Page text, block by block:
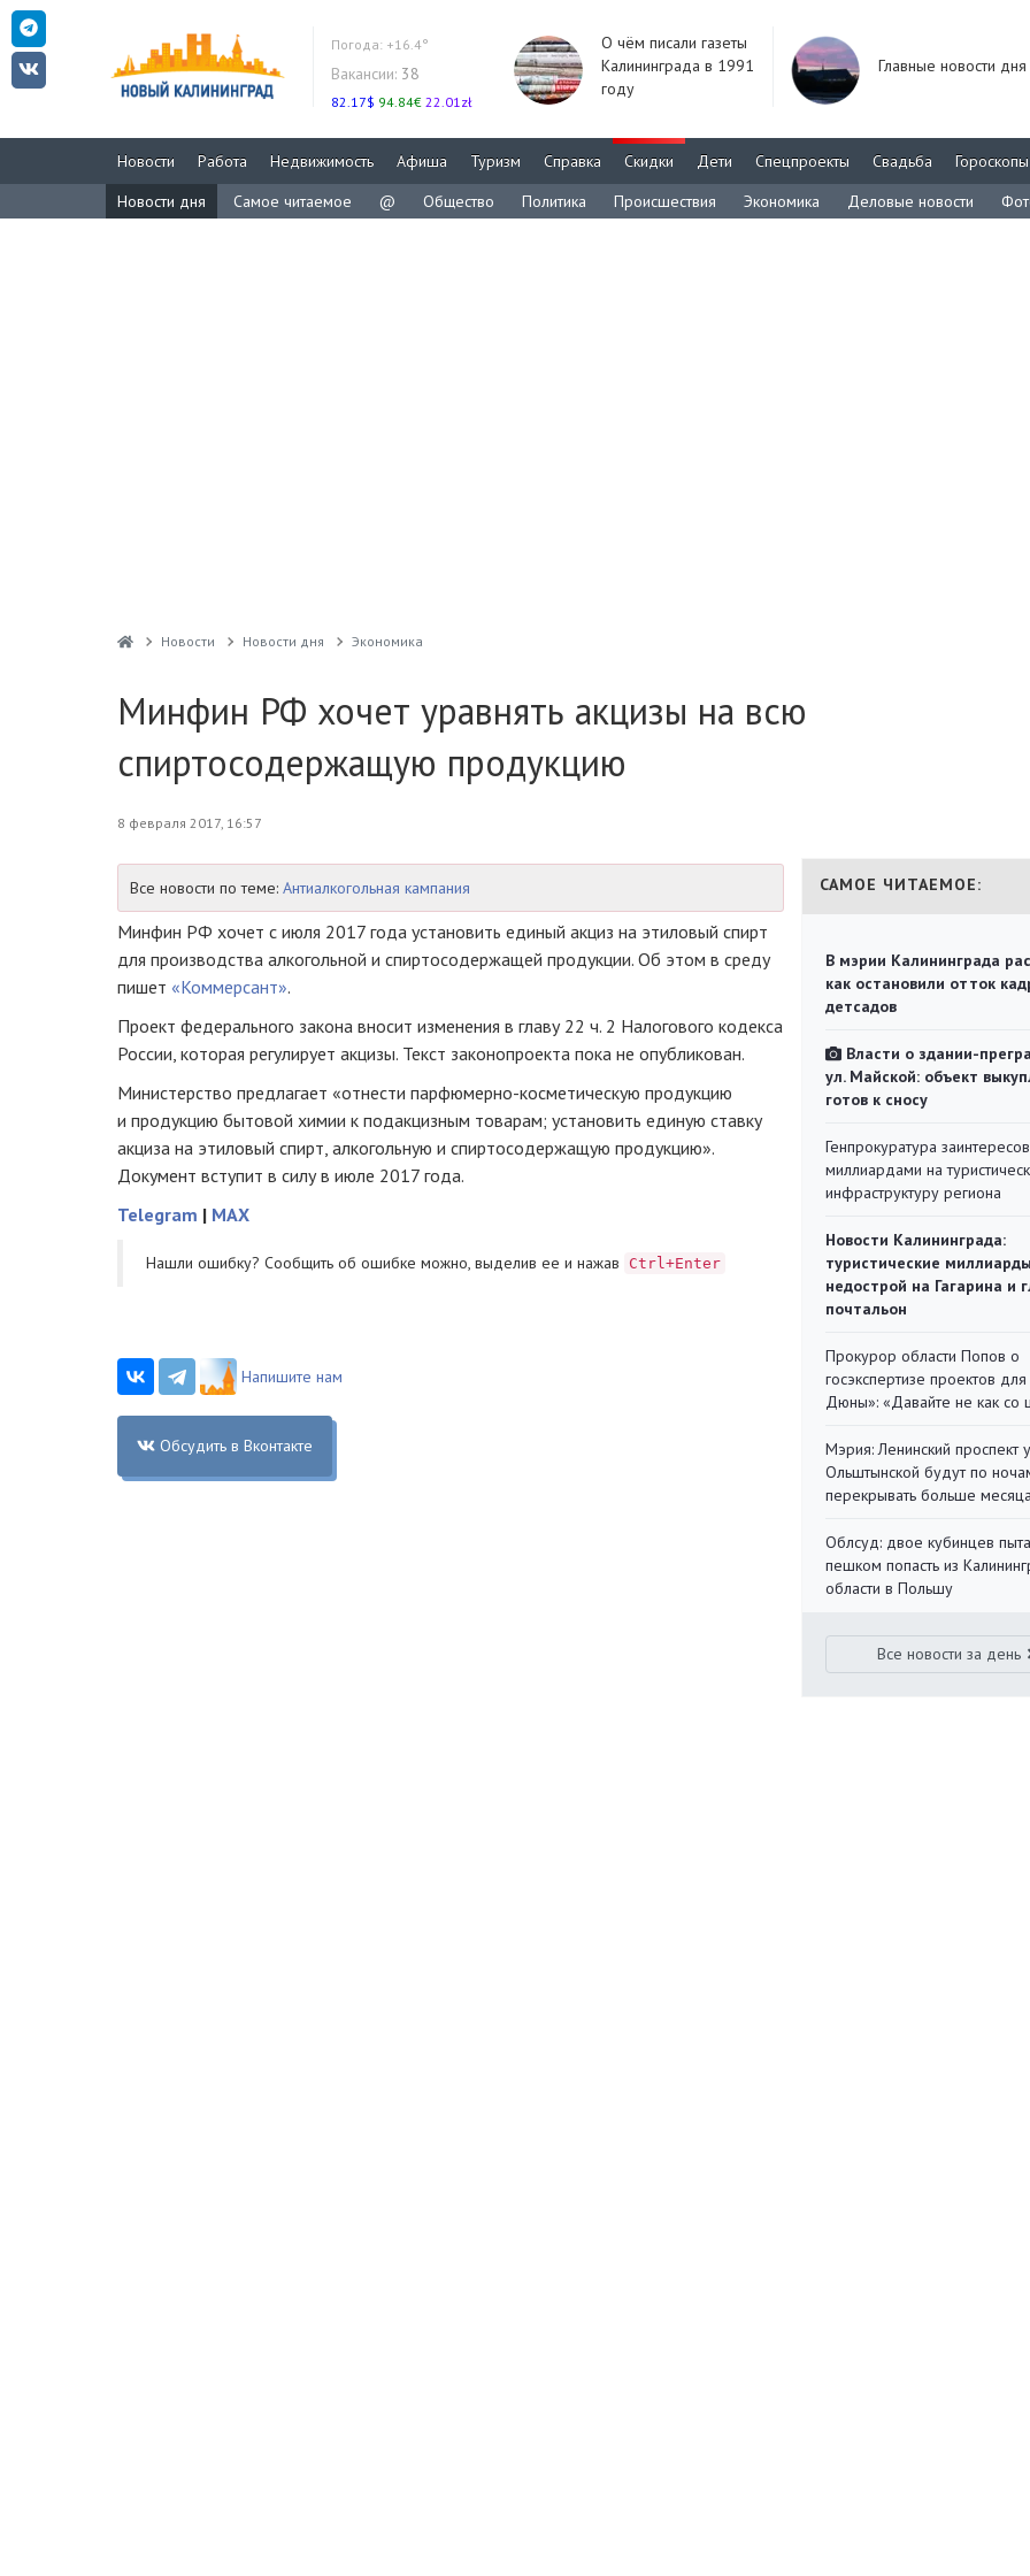
Погода: +16.4°
Вакансии: 38
82.17$ 94.84€ 22.01zł
О чём писали газеты
Калининграда в 1991
году
Главные новости дня
Новости Работа Недвижимость Афиша Туризм Справка Скидки Дети Спецпроекты Свадьба
Гороскопы
Новости дня
Самое читаемое @ Общество Политика Происшествия Экономика Деловые новости
Новости Новости дня Экономика
Минфин РФ хочет уравнять акцизы на всю
спиртосодержащую продукцию
8 февраля 2017, 16:57
Все новости по теме: Антиалкогольная кампания
Минфин РФ хочет с июля 2017 года установить единый акциз на этиловый спирт
для производства алкогольной и спиртосодержащей продукции. Об этом в среду
пишет «Коммерсант».
Проект федерального закона вносит изменения в главу 22 ч. 2 Налогового кодекса
России, которая регулирует акцизы. Текст законопроекта пока не опубликован.
Министерство предлагает «отнести парфюмерно-косметическую продукцию
и продукцию бытовой химии к подакцизным товарам; установить единую ставку
акциза на этиловый спирт, алкогольную и спиртосодержащую продукцию».
Документ вступит в силу в июле 2017 года.
Telegram | MAX
Нашли ошибку? Cообщить об ошибке можно, выделив ее и нажав Ctrl+Enter
Напишите нам
Обсудить в Вконтакте
САМОЕ ЧИТАЕМОЕ:
В мэрии Калининграда
как остановили отток
детсадов
Власти о здании-
ул. Майской: объект
готов к сносу
Генпрокуратура
миллиардами на
инфраструктуру региона
Новости Калининграда:
туристические
недострой на Гагарина и
почтальон
Прокурор области Попов о
госэкспертизе проектов
Дюны»: «Давайте не как со
Мэрия: Ленинский проспект у
Ольштынской будут по
перекрывать больше месяца
Облсуд: двое кубинцев
пешком попасть из
области в Польшу
Все новости за день